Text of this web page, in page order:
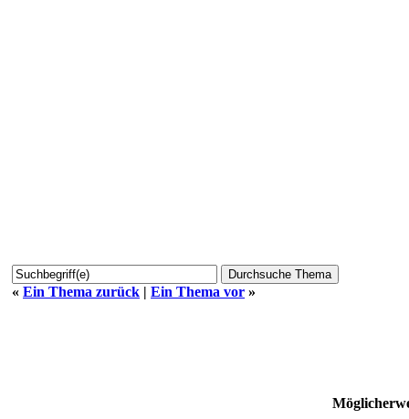
« Ein Thema zurück | Ein Thema vor »